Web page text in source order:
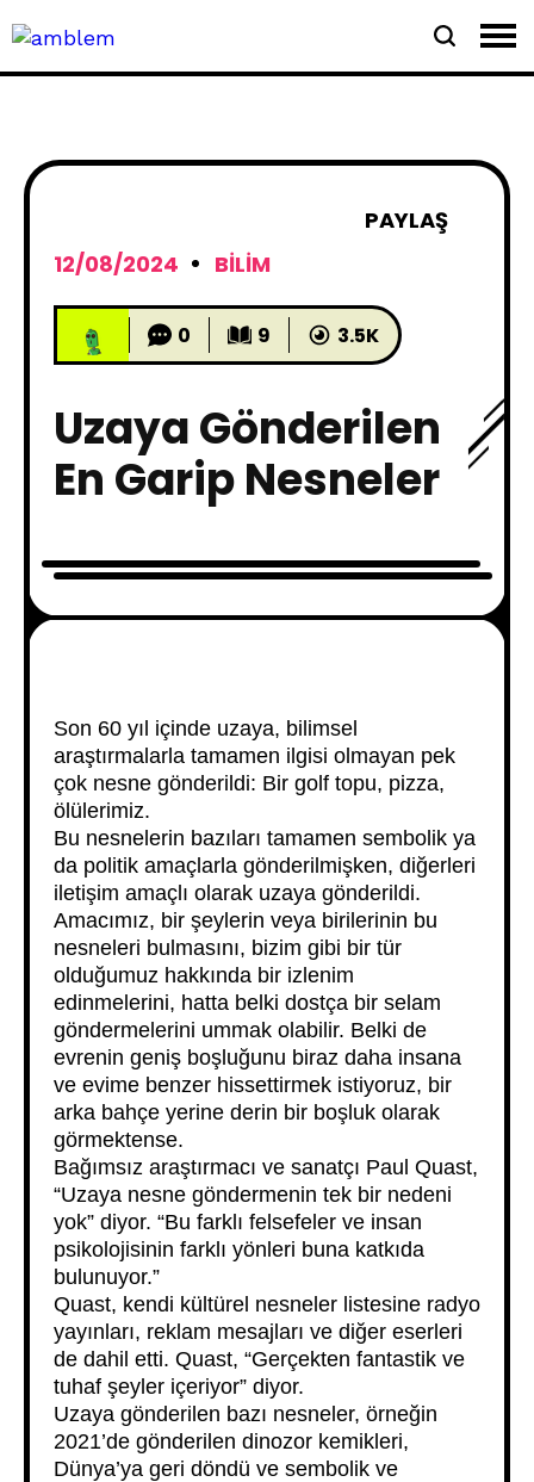
PAYLAŞ
12/08/2024
BILIM
0 9 3.5K
Uzaya Gönderilen
En Garip Nesneler
Son 60 yıl içinde uzaya, bilimsel
araştırmalarla tamamen ilgisi olmayan pek
çok nesne gönderildi: Bir golf topu, pizza,
ölülerimiz.
Bu nesnelerin bazıları tamamen sembolik ya
da politik amaçlarla gönderilmişken, diğerleri
iletişim amaçlı olarak uzaya gönderildi.
Amacımız, bir şeylerin veya birilerinin bu
nesneleri bulmasını, bizim gibi bir tür
olduğumuz hakkında bir izlenim
edinmelerini, hatta belki dostça bir selam
göndermelerini ummak olabilir. Belki de
evrenin geniş boşluğunu biraz daha insana
ve evime benzer hissettirmek istiyoruz, bir
arka bahçe yerine derin bir boşluk olarak
görmektense.
Bağımsız araştırmacı ve sanatçı Paul Quast,
“Uzaya nesne göndermenin tek bir nedeni
yok” diyor. “Bu farklı felsefeler ve insan
psikolojisinin farklı yönleri buna katkıda
bulunuyor.”
Quast, kendi kültürel nesneler listesine radyo
yayınları, reklam mesajları ve diğer eserleri
de dahil etti. Quast, “Gerçekten fantastik ve
tuhaf şeyler içeriyor” diyor.
Uzaya gönderilen bazı nesneler, örneğin
2021’de gönderilen dinozor kemikleri,
Dünya’ya geri döndü ve sembolik ve